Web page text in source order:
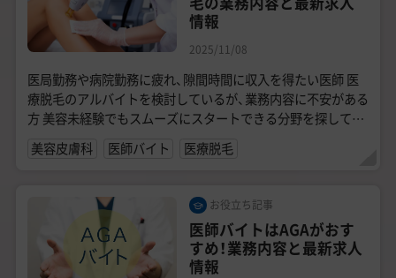
情報
2025/11/08
医局勤務や病院勤務に疲れ、隙間時間に収入を得たい医師 医
療脱毛のアルバイトを検討しているが、業務内容に不安がある
方 美容未経験でもスムーズにスタートできる分野を探してい
る若手医師 一般...
美容皮膚科 医師バイト 医療脱毛
お役立ち記事
医師バイトはAGAがおす
すめ！業務内容と最新求人
情報